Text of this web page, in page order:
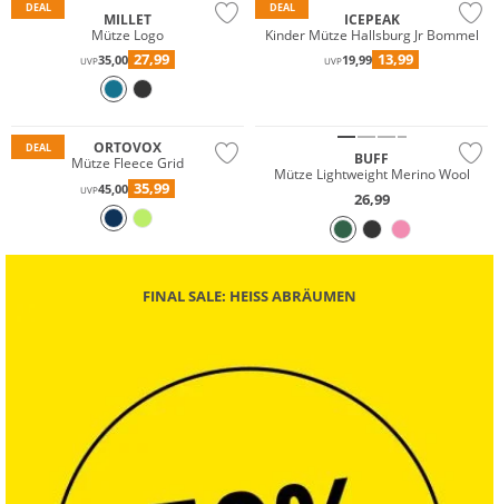
DEAL
MILLET
Mütze Logo
UVP35,00 27,99
DEAL
ICEPEAK
Kinder Mütze Hallsburg Jr Bommel
UVP19,99 13,99
DEAL
ORTOVOX
Mütze Fleece Grid
UVP45,00 35,99
BUFF
Mütze Lightweight Merino Wool
26,99
FINAL SALE: HEISS ABRÄUMEN